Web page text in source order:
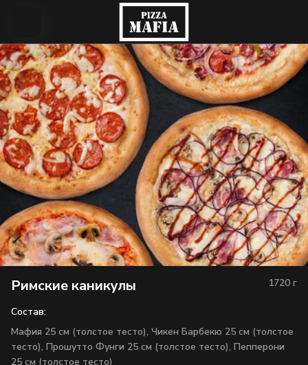
Римские каникулы 1720 г
Состав:
Мафия 25 см (толстое тесто), Чикен Барбекю 25 см (толстое
тесто), Прошутто Фунги 25 см (толстое тесто), Пепперони
25 см (толстое тесто)